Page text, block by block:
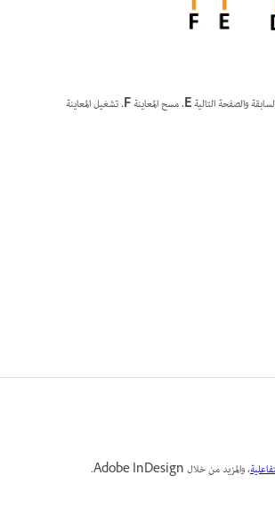
والصفحة التاليةE. مسح المعاينةF. تشغيل المعاينة
، والمزيد من خلال Adobe InDesign.